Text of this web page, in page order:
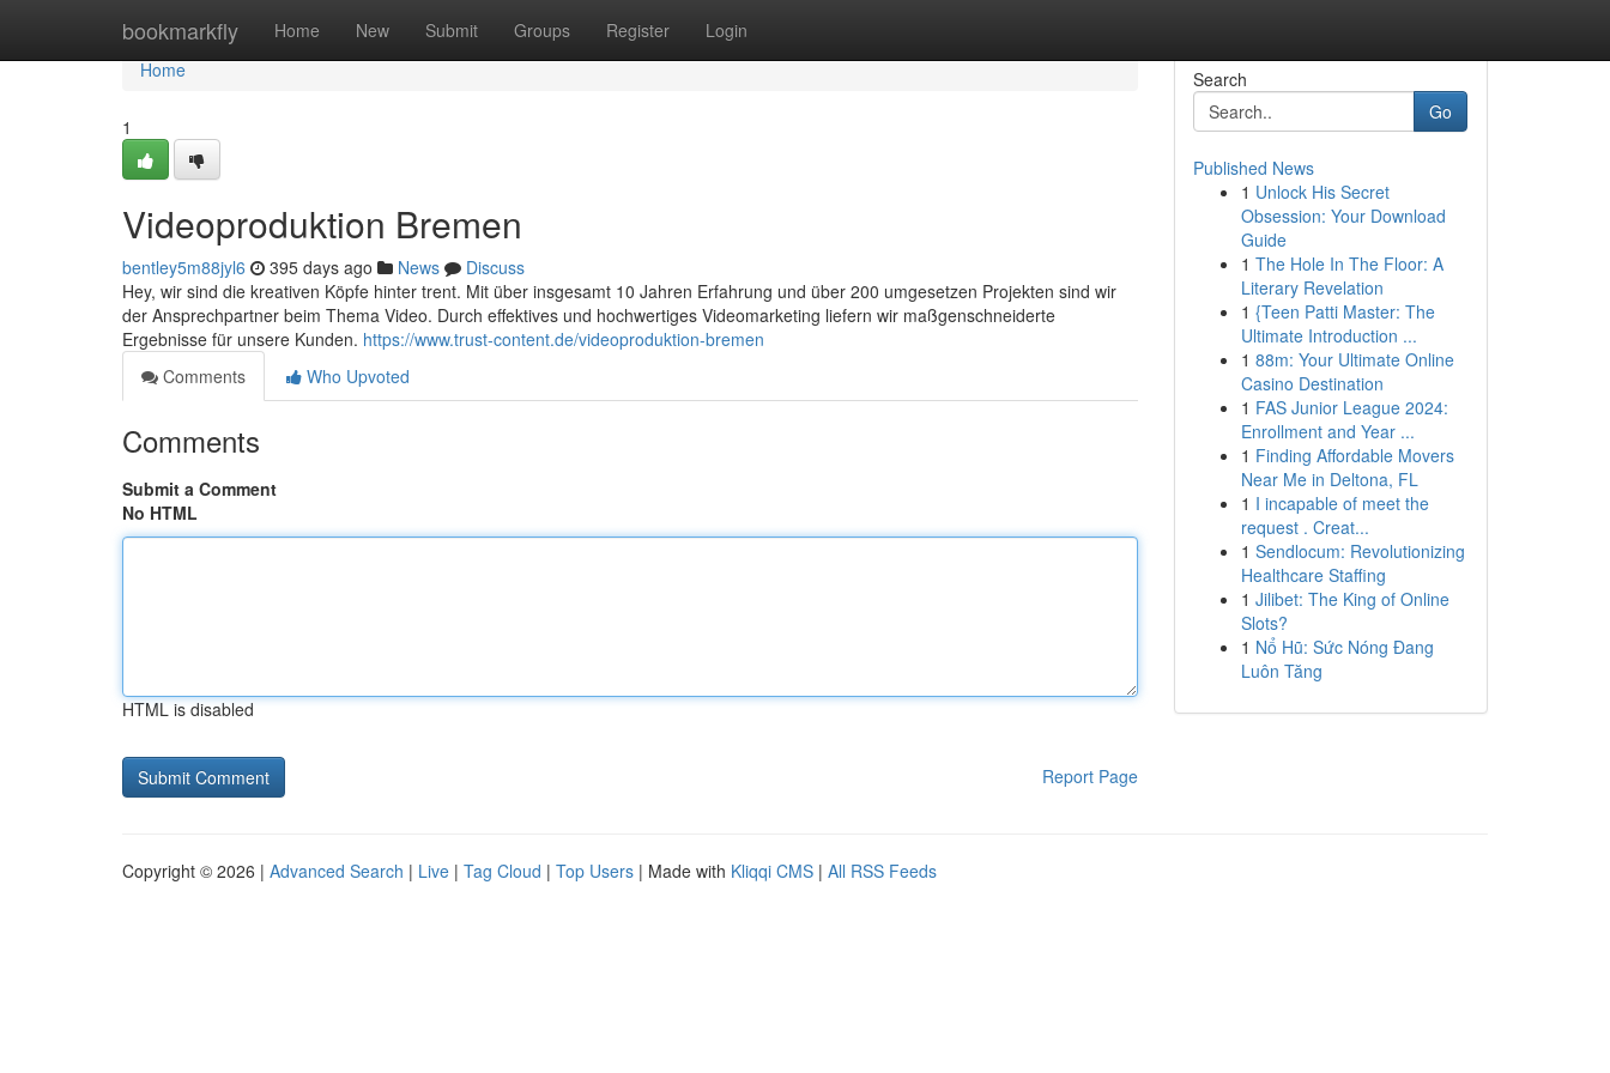
bookmarkfly Home New Submit Groups Register Login
Home
Home
1
Videoproduktion Bremen
bentley5m88jyl6 395 days ago News
Discuss
Hey, wir sind die kreativen Köpfe hinter trent. Mit über insgesamt 10 Jahren Erfahrung und über 200 umgesetzen Projekten sind wir
der Ansprechpartner beim Thema Video. Durch effektives und hochwertiges Videomarketing liefern wir maßgenschneiderte
Ergebnisse für unsere Kunden. https://www.trust-content.de/videoproduktion-bremen
Comments
Who Upvoted
Comments
Submit a Comment
No HTML
HTML is disabled
Report Page
Search
Go
Published News
1 Unlock His Secret
Obsession: Your Download
Guide
1 The Hole In The Floor: A
Literary Revelation
1 {Teen Patti Master: The
Ultimate Introduction ...
1 88m: Your Ultimate Online
Casino Destination
1 FAS Junior League 2024:
Enrollment and Year ...
1 Finding Affordable Movers
Near Me in Deltona, FL
1 I incapable of meet the
request . Creat...
1 Sendlocum: Revolutionizing
Healthcare Staffing
1 Jilibet: The King of Online
Slots?
1 Nổ Hũ: Sức Nóng Đang
Luôn Tăng
Copyright © 2026 | Advanced Search | Live | Tag Cloud | Top Users | Made with Kliqqi CMS | All RSS Feeds